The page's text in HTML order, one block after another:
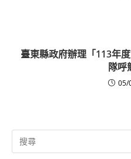
臺東縣政府辦理「113年
隊呼
05/
Search
for: